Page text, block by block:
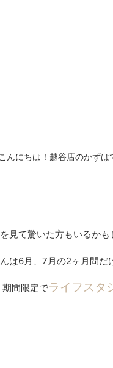
んにちは！越谷店のかずは
見て驚いた方もいるかも
は6月、7月の2ヶ月間だ
期間限定でライフスタ